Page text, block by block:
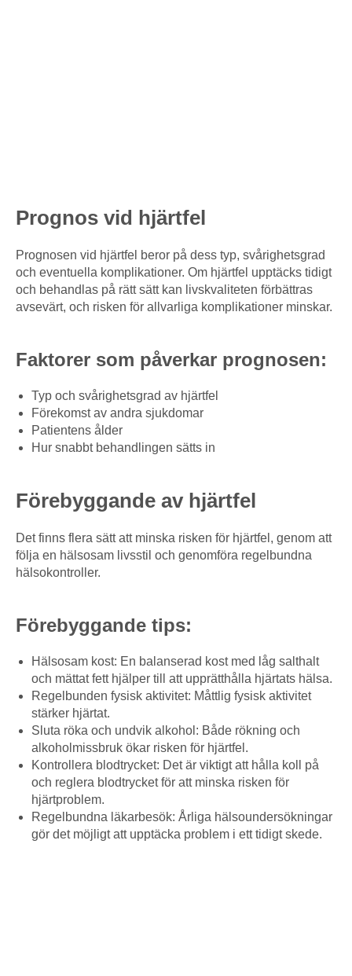
Prognos vid hjärtfel
Prognosen vid hjärtfel beror på dess typ, svårighetsgrad
och eventuella komplikationer. Om hjärtfel upptäcks tidigt
och behandlas på rätt sätt kan livskvaliteten förbättras
avsevärt, och risken för allvarliga komplikationer minskar.
Faktorer som påverkar prognosen:
Typ och svårighetsgrad av hjärtfel
Förekomst av andra sjukdomar
Patientens ålder
Hur snabbt behandlingen sätts in
Förebyggande av hjärtfel
Det finns flera sätt att minska risken för hjärtfel, genom att
följa en hälsosam livsstil och genomföra regelbundna
hälsokontroller.
Förebyggande tips:
Hälsosam kost: En balanserad kost med låg salthalt
och mättat fett hjälper till att upprätthålla hjärtats hälsa.
Regelbunden fysisk aktivitet: Måttlig fysisk aktivitet
stärker hjärtat.
Sluta röka och undvik alkohol: Både rökning och
alkoholmissbruk ökar risken för hjärtfel.
Kontrollera blodtrycket: Det är viktigt att hålla koll på
och reglera blodtrycket för att minska risken för
hjärtproblem.
Regelbundna läkarbesök: Årliga hälsoundersökningar
gör det möjligt att upptäcka problem i ett tidigt skede.